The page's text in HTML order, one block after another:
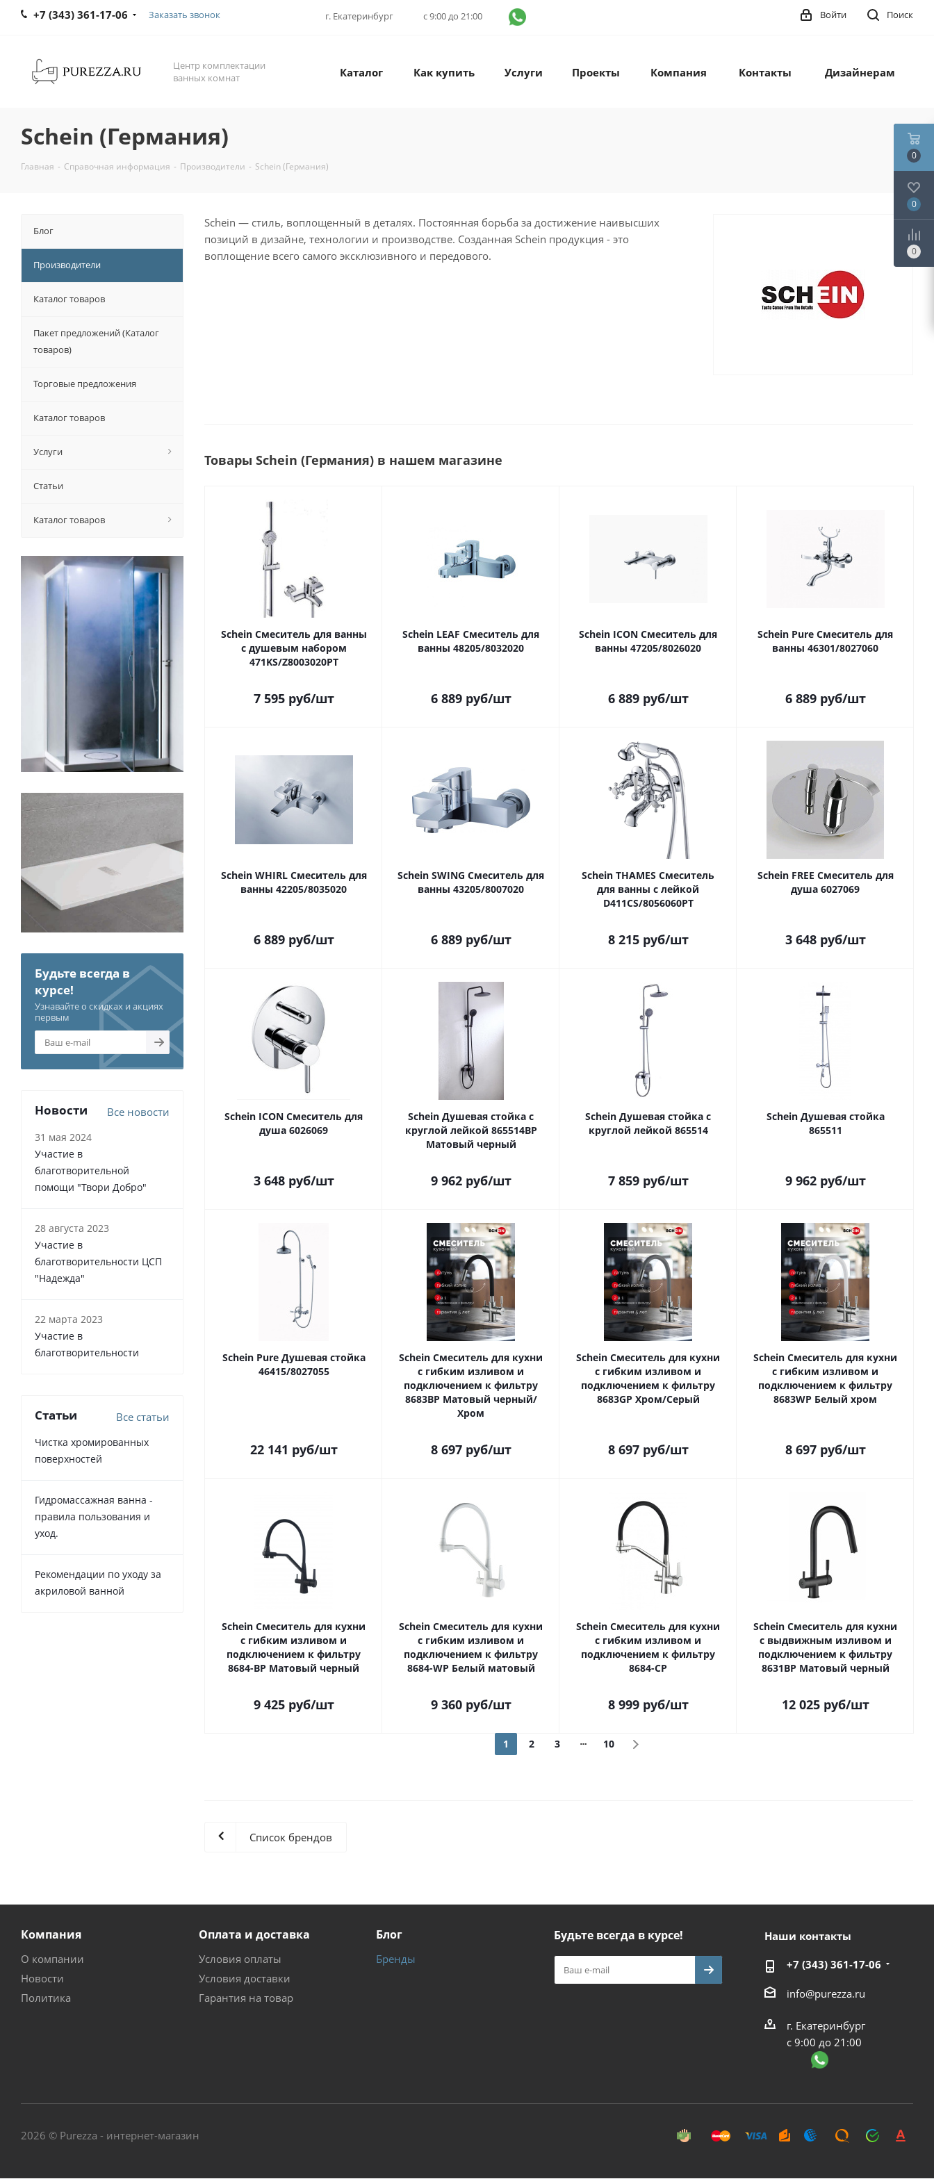
+7 (343) 361-17-06 Заказать звонок г. Екатеринбург с 9:00 до 21:00 Поиск
Войти
Центр комплектации
ванных комнат
Каталог Как купить Услуги Проекты Компания Контакты Дизайнерам
Schein (Германия)
Главная - Справочная информация - Производители - Schein (Германия)
Schein — стиль, воплощенный в деталях. Постоянная борьба за достижение наивысших
позиций в дизайне, технологии и производстве. Созданная Schein продукция - это
воплощение всего самого эксклюзивного и передового.
Товары Schein (Германия) в нашем магазине
Schein Смеситель для ванны
с душевым набором
471KS/Z8003020PT
7 595руб/шт
Schein LEAF Смеситель для
ванны 48205/8032020
6 889руб/шт
Schein ICON Смеситель для
ванны 47205/8026020
6 889руб/шт
Schein Pure Смеситель для
ванны 46301/8027060
6 889руб/шт
Schein WHIRL Смеситель для
ванны 42205/8035020
6 889руб/шт
Schein SWING Смеситель для
ванны 43205/8007020
6 889руб/шт
Schein THAMES Смеситель
для ванны с лейкой
D411CS/8056060PT
8 215руб/шт
Schein FREE Смеситель для
душа 6027069
3 648руб/шт
Schein ICON Смеситель для
душа 6026069
3 648руб/шт
Schein Душевая стойка с
круглой лейкой 865514BP
Матовый черный
9 962руб/шт
Schein Душевая стойка с
круглой лейкой 865514
7 859руб/шт
Schein Душевая стойка
865511
9 962руб/шт
Schein Pure Душевая стойка
46415/8027055
22 141 руб/шт
Schein Смеситель для кухни
с гибким изливом и
подключением к фильтру
8683BP Матовый черный/
Хром
8 697руб/шт
Schein Смеситель для кухни
с гибким изливом и
подключением к фильтру
8683GP Хром/Серый
8 697руб/шт
Schein Смеситель для кухни
с гибким изливом и
подключением к фильтру
8683WP Белый хром
8 697руб/шт
Schein Смеситель для кухни
с гибким изливом и
подключением к фильтру
8684-BP Матовый черный
9 425руб/шт
Schein Смеситель для кухни
с гибким изливом и
подключением к фильтру
8684-WP Белый матовый
9 360руб/шт
Schein Смеситель для кухни
с гибким изливом и
подключением к фильтру
8684-CP
8 999руб/шт
Schein Смеситель для кухни
с выдвижным изливом и
подключением к фильтру
8631BP Матовый черный
12 025руб/шт
1 2 3 10
Список брендов
Блог
Производители
Каталог товаров
Пакет предложений (Каталог
товаров)
Торговые предложения
Каталог товаров
Услуги
Статьи
Каталог товаров
Будьте всегда в
курсе!
Узнавайте о скидках и акциях
первым
Новости Все новости
31 мая 2024
Участие в
благотворительной
помощи "Твори Добро"
28 августа 2023
Участие в
благотворительности ЦСП
"Надежда"
22 марта 2023
Участие в
благотворительности
Статьи Все статьи
Чистка хромированных
поверхностей
Гидромассажная ванна -
правила пользования и
уход.
Рекомендации по уходу за
акриловой ванной
Компания
О компании
Новости
Политика
Оплата и доставка
Условия оплаты
Условия доставки
Гарантия на товар
Блог
Бренды
Будьте всегда в курсе! Наши контакты
+7 (343) 361-17-06
info@purezza.ru
г. Екатеринбург
с 9:00 до 21:00
2026 © Purezza - интернет-магазин
0
0
0